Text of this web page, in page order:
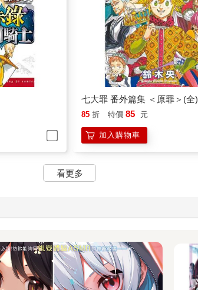
七大罪 番外篇集 ＜原罪＞(全)
85 折 特價 85 元
加入購物車
看更多